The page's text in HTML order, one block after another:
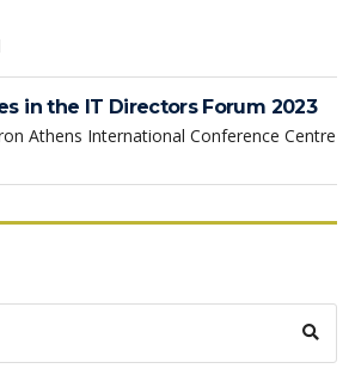
in the IT Directors Forum 2023
Athens International Conference Centre